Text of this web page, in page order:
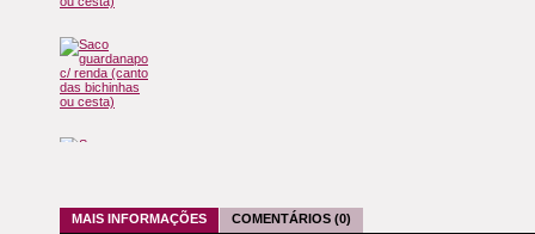
MAIS INFORMAÇÕES COMENTÁRIOS (0)